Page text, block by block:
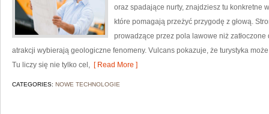
oraz spadające nurty, znajdziesz tu konkretne
które pomagają przeżyć przygodę z głową.
prowadzące przez pola lawowe niż
atrakcji wybierają geologiczne fenomeny. Vulcans pokazuje, że turystyka
Tu liczy się nie tylko cel, [ Read More ]
CATEGORIES: NOWE TECHNOLOGIE